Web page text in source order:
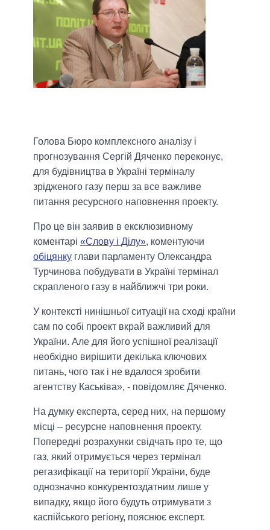
Голова Бюро комплексного аналізу і
прогнозування Сергій Дяченко переконує,
для будівництва в Україні терміналу
зрідженого газу перш за все важливе
питання ресурсного наповнення проекту.
Про це він заявив в ексклюзивному
коментарі «Слову і Ділу», коментуючи
обіцянку глави парламенту Олександра
Турчинова побудувати в Україні термінал
скрапленого газу в найближчі три роки.
У контексті нинішньої ситуації на сході країни
сам по собі проект вкрай важливий для
України. Але для його успішної реалізації
необхідно вирішити декілька ключових
питань, чого так і не вдалося зробити
агентству Каськіва», - повідомляє Дяченко.
На думку експерта, серед них, на першому
місці – ресурсне наповнення проекту.
Попередні розрахунки свідчать про те, що
газ, який отримується через термінал
регазифікації на території України, буде
однозначно конкурентоздатним лише у
випадку, якщо його будуть отримувати з
каспійського регіону, пояснює експерт.